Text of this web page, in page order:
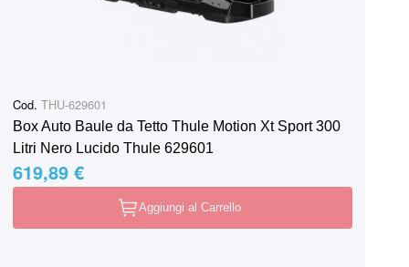
Cod. THU-629601
Box Auto Baule da Tetto Thule Motion Xt Sport 300
Litri Nero Lucido Thule 629601
619,89 €
Aggiungi al Carrello